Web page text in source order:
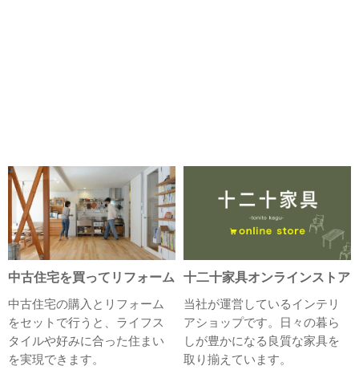
中古住宅を買ってリフォーム
中古住宅の購入とリフォーム
をセットで行うと、ライフス
タイルや好みに合った住まい
を実現できます。
十二十家具オンラインストア
当社が運営しているインテリ
アショップです。日々の暮ら
しが豊かになる良質な家具を
取り揃えています。